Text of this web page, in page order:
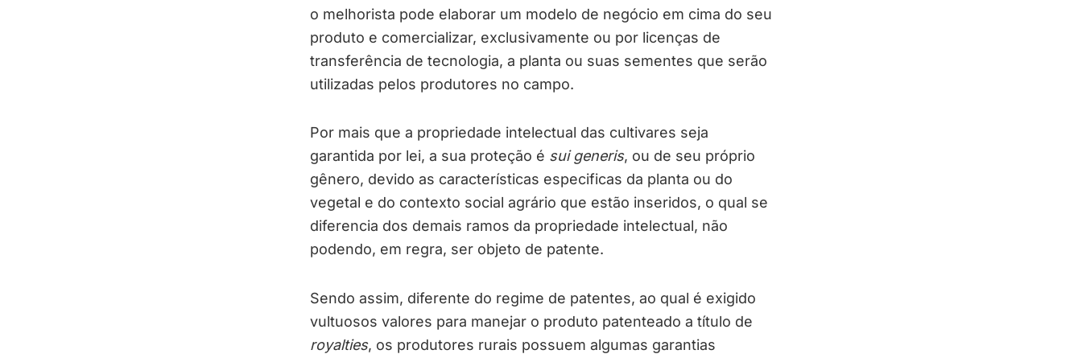
o melhorista pode elaborar um modelo de negócio em cima do seu
produto e comercializar, exclusivamente ou por licenças de
transferência de tecnologia, a planta ou suas sementes que serão
utilizadas pelos produtores no campo.
Por mais que a propriedade intelectual das cultivares seja
garantida por lei, a sua proteção é sui generis, ou de seu próprio
gênero, devido as características especificas da planta ou do
vegetal e do contexto social agrário que estão inseridos, o qual se
diferencia dos demais ramos da propriedade intelectual, não
podendo, em regra, ser objeto de patente.
Sendo assim, diferente do regime de patentes, ao qual é exigido
vultuosos valores para manejar o produto patenteado a título de
royalties, os produtores rurais possuem algumas garantias